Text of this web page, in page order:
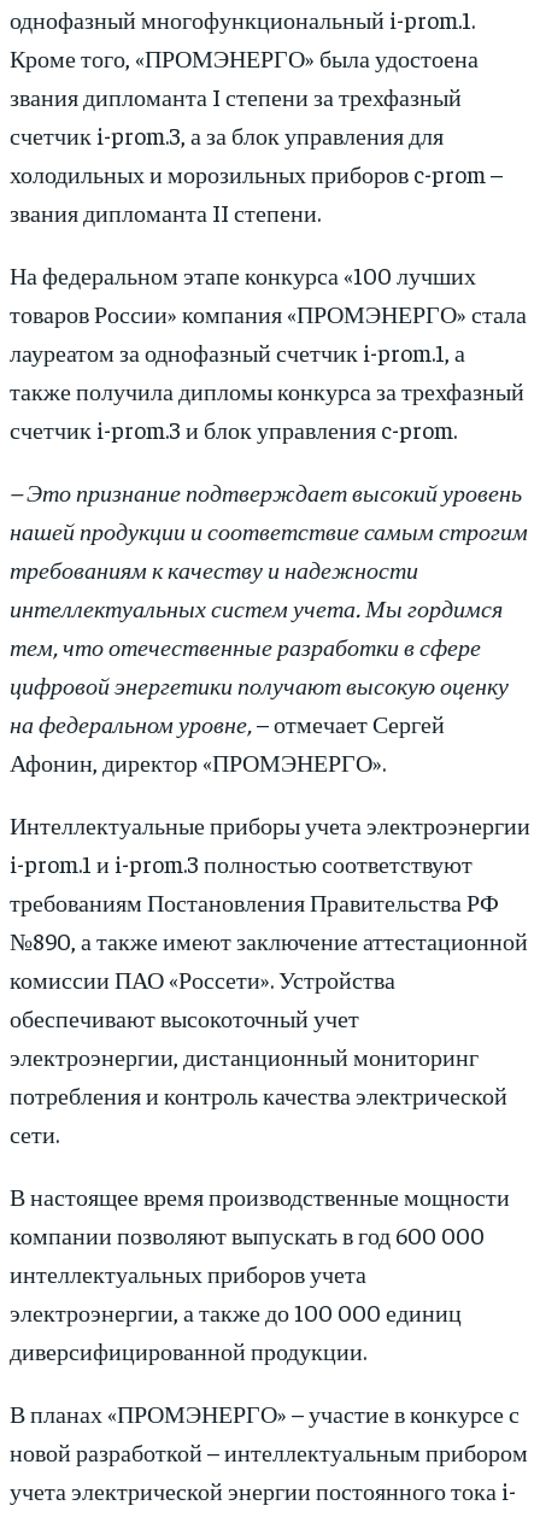
однофазный многофункциональный i-prom.1.
Кроме того, «ПРОМЭНЕРГО» была удостоена
звания дипломанта I степени за трехфазный
счетчик i-prom.3, а за блок управления для
холодильных и морозильных приборов c-prom –
звания дипломанта II степени.
На федеральном этапе конкурса «100 лучших
товаров России» компания «ПРОМЭНЕРГО» стала
лауреатом за однофазный счетчик i-prom.1, а
также получила дипломы конкурса за трехфазный
счетчик i-prom.3 и блок управления c-prom.
– Это признание подтверждает высокий уровень
нашей продукции и соответствие самым строгим
требованиям к качеству и надежности
интеллектуальных систем учета. Мы гордимся
тем, что отечественные разработки в сфере
цифровой энергетики получают высокую оценку
на федеральном уровне,– отмечает Сергей
Афонин, директор «ПРОМЭНЕРГО».
Интеллектуальные приборы учета электроэнергии
i-prom.1 и i-prom.3 полностью соответствуют
требованиям Постановления Правительства РФ
№890, а также имеют заключение аттестационной
комиссии ПАО «Россети». Устройства
обеспечивают высокоточный учет
электроэнергии, дистанционный мониторинг
потребления и контроль качества электрической
сети.
В настоящее время производственные мощности
компании позволяют выпускать в год 600 000
интеллектуальных приборов учета
электроэнергии, а также до 100 000 единиц
диверсифицированной продукции.
В планах «ПРОМЭНЕРГО» – участие в конкурсе с
новой разработкой – интеллектуальным прибором
учета электрической энергии постоянного тока i-